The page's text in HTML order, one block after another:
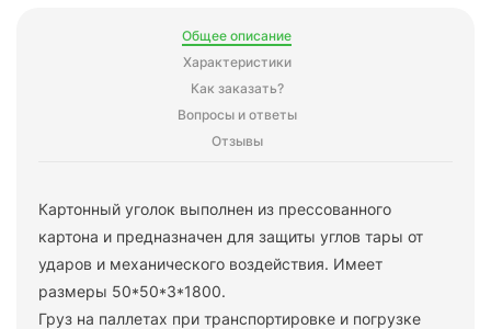
Общее описание
Характеристики
Как заказать?
Вопросы и ответы
Отзывы
Картонный уголок выполнен из прессованного
картона и предназначен для защиты углов тары от
ударов и механического воздействия. Имеет
размеры 50*50*3*1800.
Груз на паллетах при транспортировке и погрузке